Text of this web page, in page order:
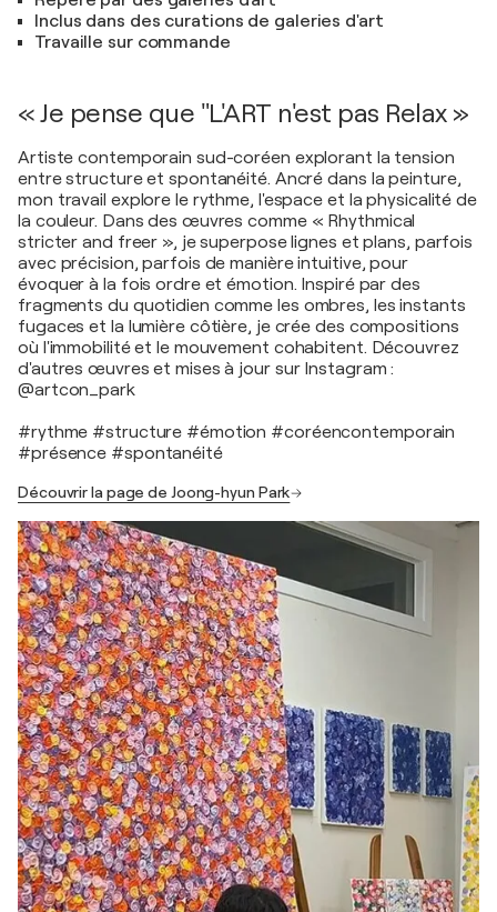
Inclus dans des curations de galeries d'art
Travaille sur commande
« Je pense que "L'ART n'est pas Relax »
Artiste contemporain sud-coréen explorant la tension
entre structure et spontanéité. Ancré dans la peinture,
mon travail explore le rythme, l'espace et la physicalité de
la couleur. Dans des œuvres comme « Rhythmical
stricter and freer », je superpose lignes et plans, parfois
avec précision, parfois de manière intuitive, pour
évoquer à la fois ordre et émotion. Inspiré par des
fragments du quotidien comme les ombres, les instants
fugaces et la lumière côtière, je crée des compositions
où l'immobilité et le mouvement cohabitent. Découvrez
d'autres œuvres et mises à jour sur Instagram :
@artcon_park
#rythme #structure #émotion #coréencontemporain
#présence #spontanéité
Découvrir la page de Joong-hyun Park